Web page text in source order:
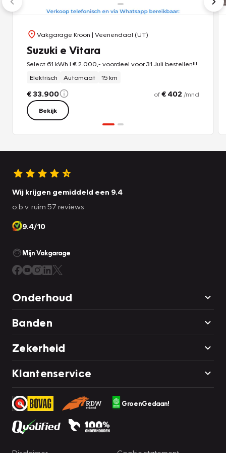
Vakgarage Kroon | Veenendaal (UT)
Suzuki e Vitara
Select 61 kWh I € 2.000,- voordeel voor 31 Juli bestellen!!!
Elektrisch
Automaat 15 km
€ 33.900 of€ 402 /mnd
Bekijk
Wij krijgen gemiddeld een 9.4
o.b.v. ruim 57 reviews
9.4/10
Mijn Vakgarage
Onderhoud
Banden
Zekerheid
Klantenservice
GroenGedaan!